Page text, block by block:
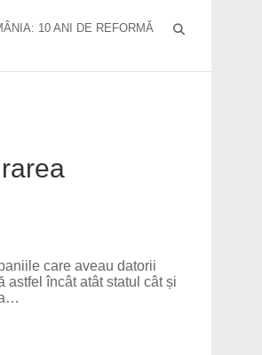
10 ANI DE REFORMĂ
care aveau datorii
astfel încât atât statul cât și